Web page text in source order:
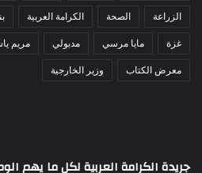
الزراعة الصحة الكرامة العربية
غزة مايا مرسي مدبولي مريم
معرض الكتاب وزير الخارجية
جريدة الكرامة العربية لكل ما يهم